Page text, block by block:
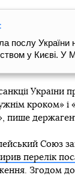
послу України
у Києві. У
України
кроком» і
пише
Союз
перелік
Згодом